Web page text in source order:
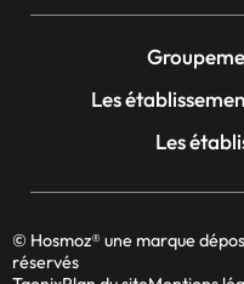
Les
Les
© Hosmoz® une marque
réservés